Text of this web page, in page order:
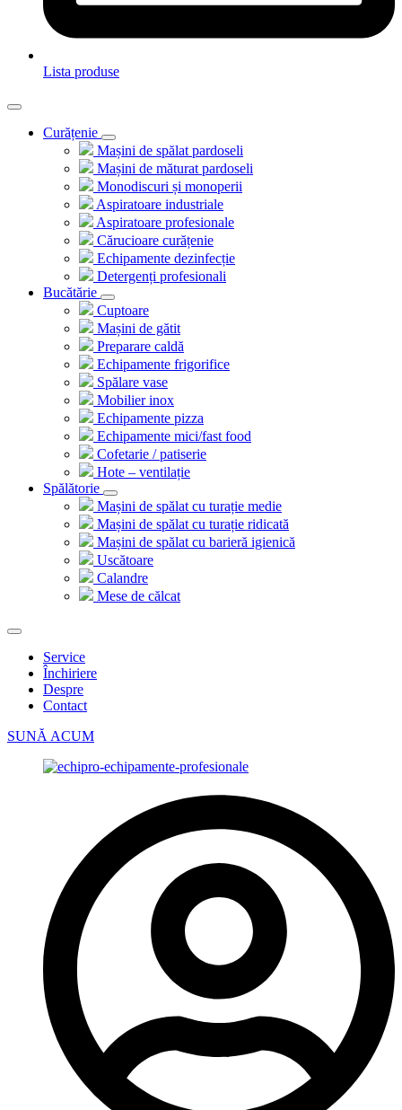
Lista produse
Curățenie
Mașini de spălat pardoseli
Mașini de măturat pardoseli
Monodiscuri și monoperii
Aspiratoare industriale
Aspiratoare profesionale
Cărucioare curățenie
Echipamente dezinfecție
Detergenți profesionali
Bucătărie
Cuptoare
Mașini de gătit
Preparare caldă
Echipamente frigorifice
Spălare vase
Mobilier inox
Echipamente pizza
Echipamente mici/fast food
Cofetarie / patiserie
Hote – ventilație
Spălătorie
Mașini de spălat cu turație medie
Mașini de spălat cu turație ridicată
Mașini de spălat cu barieră igienică
Uscătoare
Calandre
Mese de călcat
Service
Închiriere
Despre
Contact
SUNĂ ACUM